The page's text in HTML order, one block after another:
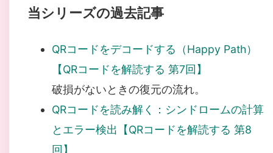
当シリーズの過去記事
QRコードをデコードする（Happy Path）
【QRコードを解読する 第7回】
破損がないときの復元の流れ。
QRコードを読み解く：シンドロームの計算
とエラー検出【QRコードを解読する 第8
回】